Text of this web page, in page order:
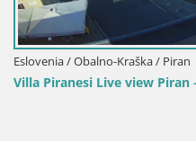
Eslovenia / Obalno-Kraška / Piran
Villa Piranesi Live view Piran